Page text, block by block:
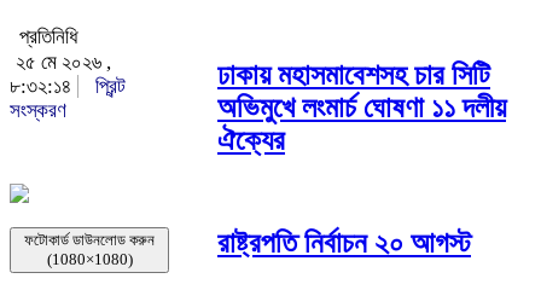
প্রতিনিধি
২৫ মে ২০২৬ ,
৮:৩২:১৪
প্রিন্ট
সংস্করণ
ফটোকার্ড ডাউনলোড করুন
(1080×1080)
ঢাকায় মহাসমাবেশসহ চার সিটি
অভিমুখে লংমার্চ ঘোষণা ১১ দলীয়
ঐক্যের
রাষ্ট্রপতি নির্বাচন ২০ আগস্ট